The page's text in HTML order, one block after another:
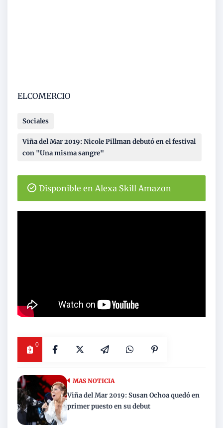
ELCOMERCIO
Sociales
Viña del Mar 2019: Nicole Pillman debutó en el festival
con "Una misma sangre"
Disponible en Alexa Skill Amazon
0
MAS NOTICIA
Viña del Mar 2019: Susan Ochoa quedó en
primer puesto en su debut